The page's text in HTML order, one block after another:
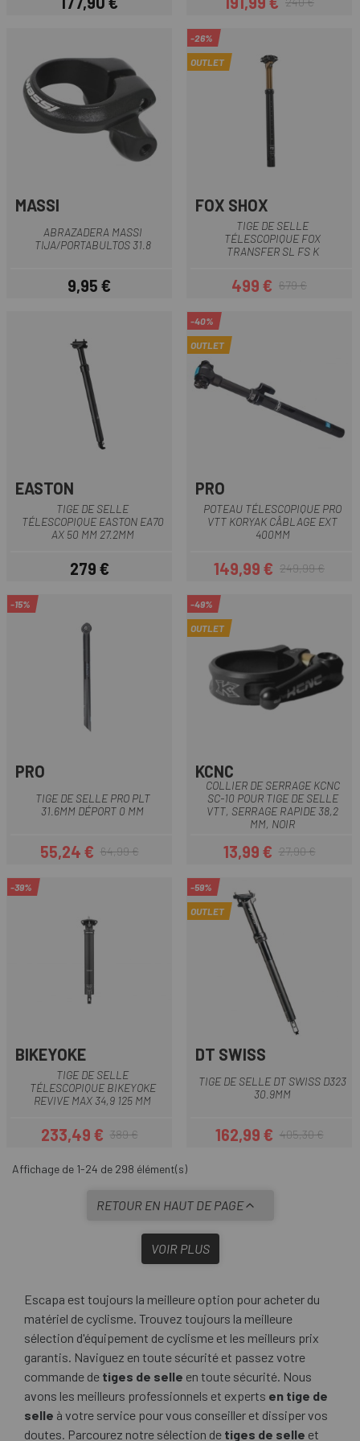
Prix Prix
Prix habituel
MASSI
ABRAZADERA MASSI
TIJA/PORTABULTOS 31.8
Prix
9,95 €
-26%
OUTLET
FOX SHOX
TIGE DE SELLE
TÉLESCOPIQUE FOX
TRANSFER SL FS K
Prix
499 €Prix habituel
679 €
EASTON
TIGE DE SELLE
TÉLESCOPIQUE EASTON EA70
AX 50 MM 27.2MM
Prix
279 €
-40%
OUTLET
PRO
POTEAU TÉLESCOPIQUE PRO
VTT KORYAK CÂBLAGE EXT
400MM
Prix
149,99 €Prix habituel
249,99 €
-15%
PRO
TIGE DE SELLE PRO PLT
31.6MM DÉPORT 0 MM
Prix
55,24 €Prix habituel
64,99 €
-49%
OUTLET
KCNC
COLLIER DE SERRAGE KCNC
SC-10 POUR TIGE DE SELLE
VTT, SERRAGE RAPIDE 38,2
MM, NOIR
Prix
13,99 €Prix habituel
27,90 €
-39%
BIKEYOKE
TIGE DE SELLE
TÉLESCOPIQUE BIKEYOKE
REVIVE MAX 34,9 125 MM
Prix
233,49 €Prix habituel
389 €
-59%
OUTLET
DT SWISS
TIGE DE SELLE DT SWISS D323
30.9MM
Prix
162,99 €Prix habituel
405,30 €
Affichage de 1-24 de 298 élément(s)
RETOUR EN HAUT DE PAGE
VOIR PLUS
Escapa est toujours la meilleure option pour acheter du
matériel de cyclisme. Trouvez toujours la meilleure
sélection d'équipement de cyclisme et les meilleurs prix
garantis. Naviguez en toute sécurité et passez votre
commande de tiges de selle en toute sécurité. Nous
avons les meilleurs professionnels et experts en tige de
selle à votre service pour vous conseiller et dissiper vos
doutes. Parcourez notre sélection de tiges de selle et